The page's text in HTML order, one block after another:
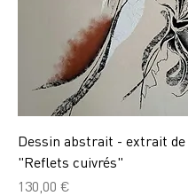
Dessin abstrait - extrait
"Reflets cuivrés"
Prix
130,00 €